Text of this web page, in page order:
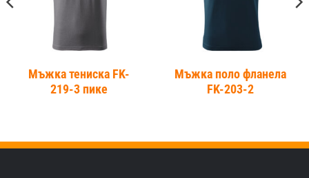
Мъжка тениска FK-
219-3 пике
Мъжка поло фланела
FK-203-2